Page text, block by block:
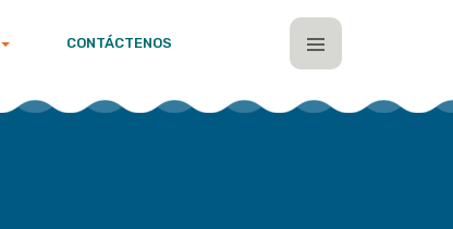
CONTÁCTENOS